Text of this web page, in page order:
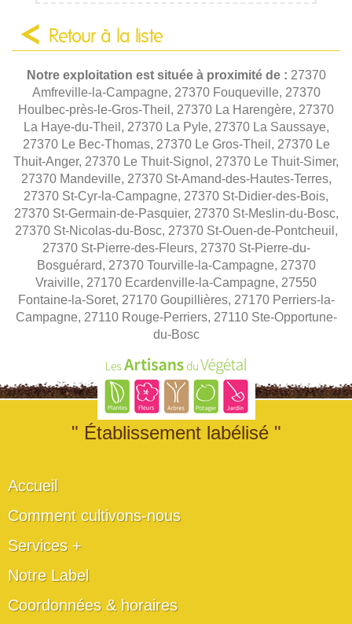
Retour à la liste
Notre exploitation est située à proximité de : 27370
Amfreville-la-Campagne, 27370 Fouqueville, 27370
Houlbec-près-le-Gros-Theil, 27370 La Harengère, 27370
La Haye-du-Theil, 27370 La Pyle, 27370 La Saussaye,
27370 Le Bec-Thomas, 27370 Le Gros-Theil, 27370 Le
Thuit-Anger, 27370 Le Thuit-Signol, 27370 Le Thuit-Simer,
27370 Mandeville, 27370 St-Amand-des-Hautes-Terres,
27370 St-Cyr-la-Campagne, 27370 St-Didier-des-Bois,
27370 St-Germain-de-Pasquier, 27370 St-Meslin-du-Bosc,
27370 St-Nicolas-du-Bosc, 27370 St-Ouen-de-Pontcheuil,
27370 St-Pierre-des-Fleurs, 27370 St-Pierre-du-
Bosguérard, 27370 Tourville-la-Campagne, 27370
Vraiville, 27170 Ecardenville-la-Campagne, 27550
Fontaine-la-Soret, 27170 Goupillières, 27170 Perriers-la-
Campagne, 27110 Rouge-Perriers, 27110 Ste-Opportune-
du-Bosc
" Établissement labélisé "
Accueil
Comment cultivons-nous
Services +
Notre Label
Coordonnées & horaires